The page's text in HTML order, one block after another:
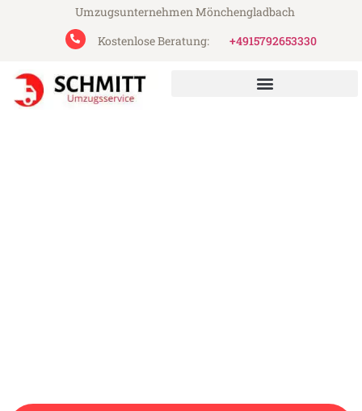
Umzugsunternehmen Mönchengladbach
Kostenlose Beratung:
+4915792653330